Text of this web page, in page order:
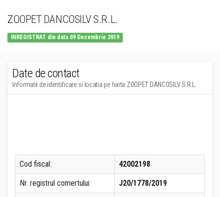
ZOOPET DANCOSILV S.R.L.
INREGISTRAT din data 09 Decembrie 2019
Date de contact
Informatii de identificare si locatia pe harta ZOOPET DANCOSILV S.R.L.
Cod fiscal: 42002198
Nr. registrul comertului: J20/1778/2019